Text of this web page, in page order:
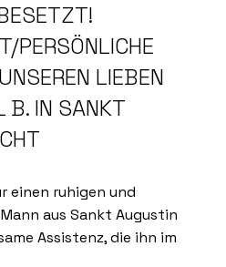
PERSÖNLICHE
LIEBEN
B. IN SANKT
einen ruhigen und
aus Sankt Augustin
Assistenz, die ihn im